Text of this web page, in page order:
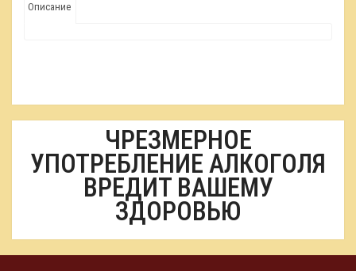
Описание
ЧРЕЗМЕРНОЕ
УПОТРЕБЛЕНИЕ АЛКОГОЛЯ
ВРЕДИТ ВАШЕМУ
ЗДОРОВЬЮ